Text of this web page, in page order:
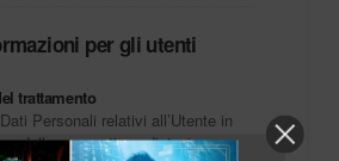
per gli utenti
trattamento
Personali relativi all’Utente in
delle seguenti condizioni: